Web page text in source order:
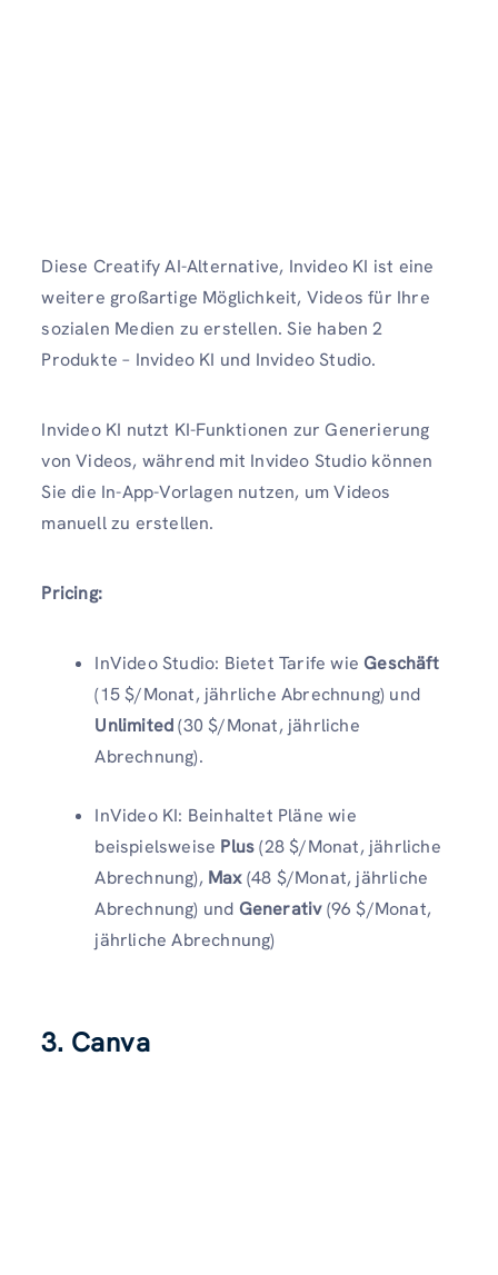
Diese Creatify AI-Alternative, Invideo KI ist eine
weitere großartige Möglichkeit, Videos für Ihre
sozialen Medien zu erstellen. Sie haben 2
Produkte – Invideo KI und Invideo Studio.
Invideo KI nutzt KI-Funktionen zur Generierung
von Videos, während mit Invideo Studio können
Sie die In-App-Vorlagen nutzen, um Videos
manuell zu erstellen.
Pricing:
InVideo Studio: Bietet Tarife wieGeschäft
(15 $/Monat, jährliche Abrechnung) und
Unlimited(30 $/Monat, jährliche
Abrechnung).
InVideo KI: Beinhaltet Pläne wie
beispielsweise Plus(28 $/Monat, jährliche
Abrechnung), Max(48 $/Monat, jährliche
Abrechnung) und Generativ(96 $/Monat,
jährliche Abrechnung)
3. Canva